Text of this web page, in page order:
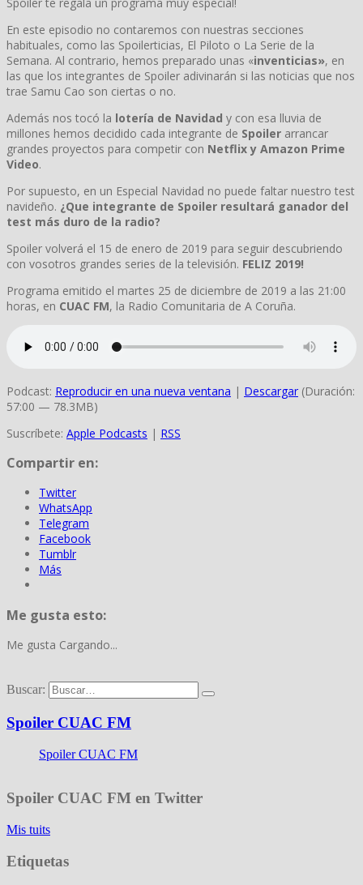
En este episodio no contaremos con nuestras secciones
habituales, como las Spoilerticias, El Piloto o La Serie de la
Semana. Al contrario, hemos preparado unas «inventicias», en
las que los integrantes de Spoiler adivinarán si las noticias que nos
trae Samu Cao son ciertas o no.
Además nos tocó la lotería de Navidad y con esa lluvia de
millones hemos decidido cada integrante de Spoiler arrancar
grandes proyectos para competir con Netflix y Amazon Prime
Video.
Por supuesto, en un Especial Navidad no puede faltar nuestro test
navideño. ¿Que integrante de Spoiler resultará ganador del
test más duro de la radio?
Spoiler volverá el 15 de enero de 2019 para seguir descubriendo
con vosotros grandes series de la televisión. FELIZ 2019!
Programa emitido el martes 25 de diciembre de 2019 a las 21:00
horas, en CUAC FM, la Radio Comunitaria de A Coruña.
Podcast: Reproducir en una nueva ventana | Descargar (Duración:
57:00 — 78.3MB)
Suscríbete: Apple Podcasts | RSS
Compartir en:
Twitter
WhatsApp
Telegram
Facebook
Tumblr
Más
Me gusta esto:
Me gusta Cargando...
Buscar:
Spoiler CUAC FM
Spoiler CUAC FM
Spoiler CUAC FM en Twitter
Mis tuits
Etiquetas